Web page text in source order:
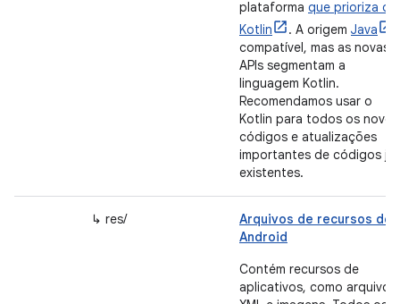
plataforma que prioriza o
Kotlin
. A origem Java
compatível, mas as novas
APIs segmentam a
linguagem Kotlin.
Recomendamos usar o
Kotlin para todos os novos
códigos e atualizações
importantes de códigos já
existentes.
↳ res/
Arquivos de recursos do
Android
Contém recursos de
aplicativos, como arquivos